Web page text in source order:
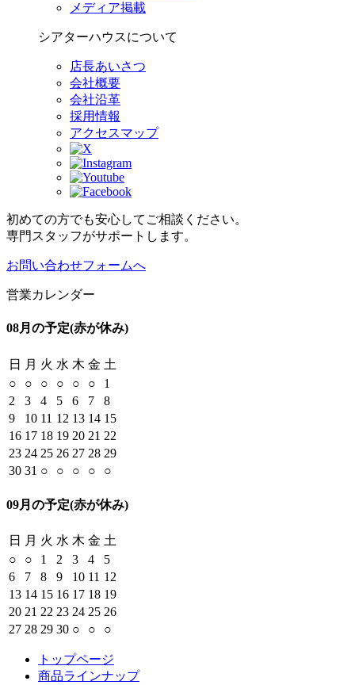
メディア掲載
シアターハウスについて
店長あいさつ
会社概要
会社沿革
採用情報
アクセスマップ
初めての方でも安心してご相談ください。
専門スタッフがサポートします。
お問い合わせフォームへ
営業カレンダー
08月の予定(赤が休み)
日 月 火 水 木 金 土
○
○ ○ ○ ○ ○
1
2
3 4 5 6 7
8
9
10 11 12 13 14 15
16 17 18 19 20 21 22
23 24 25 26 27 28 29
30 31 ○ ○ ○ ○ ○
09月の予定(赤が休み)
日 月 火 水 木 金 土
○
○ 1 2 3 4
5
6
7 8 9 10 11 12
13 14 15 16 17 18 19
20 21 22 23 24 25 26
27 28 29 30 ○ ○ ○
トップページ
商品ラインナップ